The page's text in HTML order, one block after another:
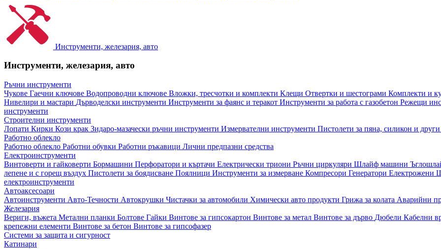
Инструменти, железария, авто
Инструменти, железария, авто
Ръчни инструменти
Чукове Гаечни ключове Водопроводни ключове Вложки, тресчотки и комплекти Клещи Отвертки и шестограми Комплекти и
Нивелири и мастари Дърводелски инструменти Инструменти за фаянс и теракот Инструменти за работа с газобетон Режещи
инструменти
Строителни инструменти
Лопати Кирки Кози крак Зидаро-мазачески ръчни инструменти Измервателни инструменти Пистолети за пяна, силикон и
Работно облекло
Работно облекло Работни обувки Работни ръкавици Лични предпазни средства
Електроинструменти
Винтоверти и гайковерти Бормашини Перфоратори и къртачи Електрически триони Ръчни циркуляри Шлайф машини
лепене и с горещ въздух Пистолети за боядисване Поялници Инструменти за измерване Компресори Генератори Електрожени
електроинструменти
Автоаксесоари
Автоинструменти Авто-Течности Автокрушки Чистачки за автомобили Химически авто продукти Грижа за колата Аварийни
Железария
Вериги, въжета Метални планки Болтове Гайки Винтове за гипсокартон Винтове за метал Винтове за дърво Дюбели Кабелни
крепежни елементи Винтове за бетон Винтове за гипсофазер
Системи за защита и сигурност
Катинари